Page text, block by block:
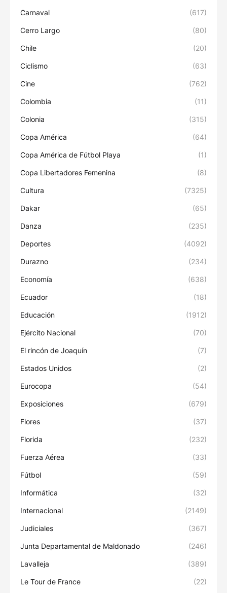
Carnaval (617)
Cerro Largo (80)
Chile (20)
Ciclismo (63)
Cine (762)
Colombia (11)
Colonia (315)
Copa América (64)
Copa América de Fútbol Playa (1)
Copa Libertadores Femenina (8)
Cultura (7325)
Dakar (65)
Danza (235)
Deportes (4092)
Durazno (234)
Economía (638)
Ecuador (18)
Educación (1912)
Ejército Nacional (70)
El rincón de Joaquín (7)
Estados Unidos (2)
Eurocopa (54)
Exposiciones (679)
Flores (37)
Florida (232)
Fuerza Aérea (33)
Fútbol (59)
Informática (32)
Internacional (2149)
Judiciales (367)
Junta Departamental de Maldonado (246)
Lavalleja (389)
Le Tour de France (22)